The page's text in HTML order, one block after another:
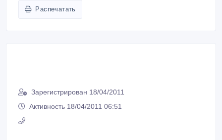
Распечатать
Зарегистрирован 18/04/2011
Активность 18/04/2011 06:51